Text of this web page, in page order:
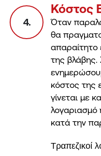
4.
Κόστος
Όταν
θα
απαραίτητο
της βλάβης.
κόστος της
γίνεται με
λογαριασμό
κατά την
Τραπεζικοί